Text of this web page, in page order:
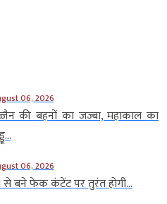
06, 2026
की बहनों का जज्बा, महाकाल का
06, 2026
से बने फेक कंटेंट पर तुरंत होगी...